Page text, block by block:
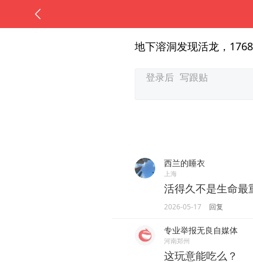
地下溶洞发现活龙，
西兰的睡衣
上海
活得久不是生命最
2026-05-17 回复
专业举报无良自媒体
河南郑州
这玩意能吃么？